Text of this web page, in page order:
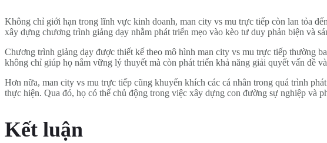
Không chỉ giới hạn trong lĩnh vực kinh doanh, man city vs mu trực tiếp còn lan tỏa
xây dựng chương trình giảng dạy nhằm phát triển mẹo vào kèo tư duy phản biện và
Chương trình giảng dạy được thiết kế theo mô hình man city vs mu trực tiếp thường
không chỉ giúp họ nắm vững lý thuyết mà còn phát triển khả năng giải quyết vấn đề
Hơn nữa, man city vs mu trực tiếp cũng khuyến khích các cá nhân trong quá trình
thực hiện. Qua đó, họ có thể chủ động trong việc xây dựng con đường sự nghiệp và
Kết luận